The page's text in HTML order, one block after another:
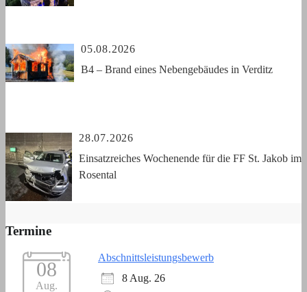
05.08.2026
B4 – Brand eines Nebengebäudes in Verditz
28.07.2026
Einsatzreiches Wochenende für die FF St. Jakob im
Rosental
Termine
08
Aug.
Abschnittsleistungsbewerb
8 Aug. 26